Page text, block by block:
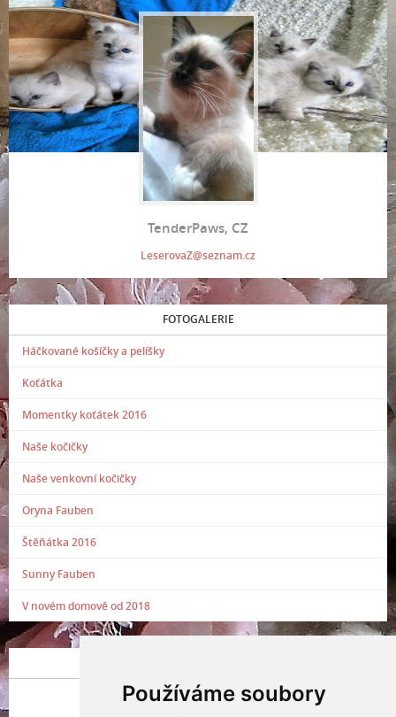
Používáme soubory
TenderPaws, CZ
LeserovaZ@seznam.cz
FOTOGALERIE
Háčkované košíčky a pelíšky
Koťátka
Momentky koťátek 2016
Naše kočičky
Naše venkovní kočičky
Oryna Fauben
Štěňátka 2016
Sunny Fauben
V novém domově od 2018